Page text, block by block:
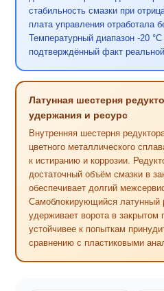
стабильность смазки при
плата управления отработала
Температурный диапазон -20
подтверждённый факт
Латунная шестерня
удержания и ресурс
Внутренняя шестерня
цветного металлического
к истиранию и коррозии.
достаточный объём смазки в
обеспечивает долгий
Самоблокирующийся латунный
удерживает ворота в закрытом
устойчивее к попыткам
сравнению с пластиковыми